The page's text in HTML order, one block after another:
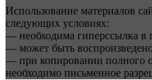
Использование материалов
следующих условиях:
— необходима гиперссылка в
— может быть
— при копировании полного
необходимо письменное